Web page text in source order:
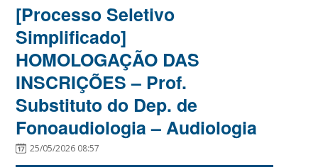
[Processo Seletivo
Simplificado]
HOMOLOGAÇÃO DAS
INSCRIÇÕES – Prof.
Substituto do Dep. de
Fonoaudiologia – Audiologia
25/05/2026 08:57